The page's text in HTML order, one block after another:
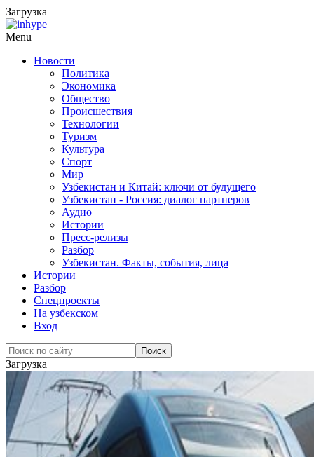
Загрузка
Menu
Новости
Политика
Экономика
Общество
Происшествия
Технологии
Туризм
Культура
Спорт
Мир
Узбекистан и Китай: ключи от будущего
Узбекистан - Россия: диалог партнеров
Аудио
Истории
Пресс-релизы
Разбор
Узбекистан. Факты, события, лица
Истории
Разбор
Спецпроекты
На узбекском
Вход
Загрузка